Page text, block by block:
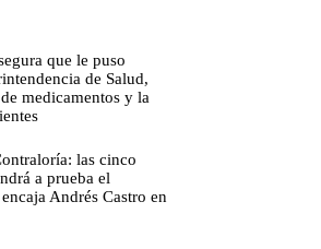
que le puso
de Salud,
medicamentos y la
las cinco
a prueba el
Andrés Castro en